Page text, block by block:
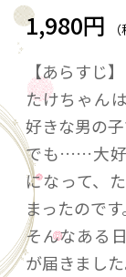
1,980円
【あらすじ】
たけちゃん
好きな男の子
でも……大好
になって、
まったのです
そんなある
が届きました